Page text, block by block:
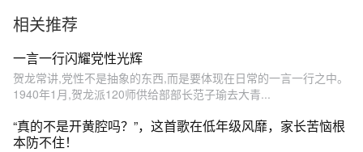
相关推荐
一言一行闪耀党性光辉
贺龙常讲,党性不是抽象的东西,而是要体现在日常的一言一行之中。
1940年1月,贺龙派120师供给部部长范子瑜去大青...
“真的不是开黄腔吗？”，这首歌在低年级风靡，家长苦恼根
本防不住！